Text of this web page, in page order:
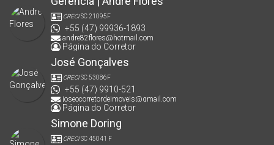
CRECISC 21095F
+55 (47) 99936-1893
andre82flores@hotmail.com
Página do Corretor
José Gonçalves
CRECISC 53086F
+55 (47) 9910-521
joseocorretordeimoveis@gmail.com
Página do Corretor
Simone Doring
CRECISC 45041 F